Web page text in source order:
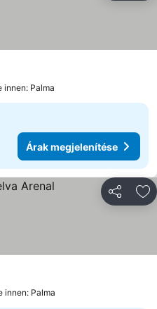
innen: Palma
Árak megjelenítése
innen: Palma